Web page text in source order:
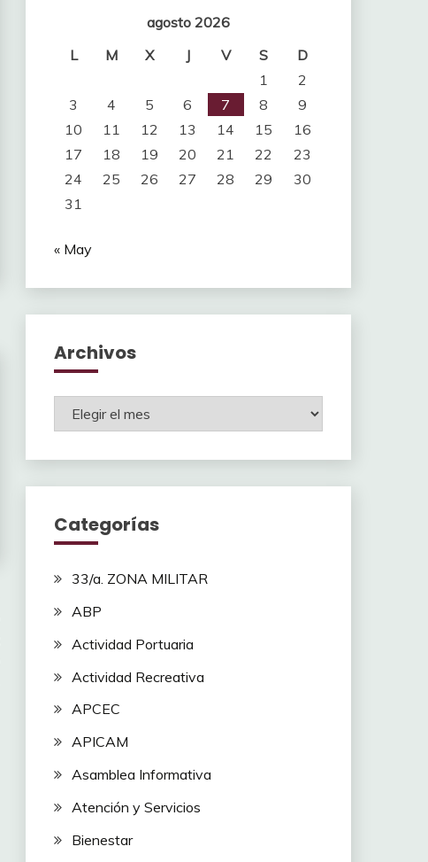
agosto 2026
L
M X J V S
D
1
2
3
4 5 6 7 8
9
10
11 12 13 14 15
16
17
18 19 20 21 22
23
24
25 26 27 28 29
30
31
« May
Archivos
Archivos
Categorías
33/a. ZONA MILITAR
ABP
Actividad Portuaria
Actividad Recreativa
APCEC
APICAM
Asamblea Informativa
Atención y Servicios
Bienestar